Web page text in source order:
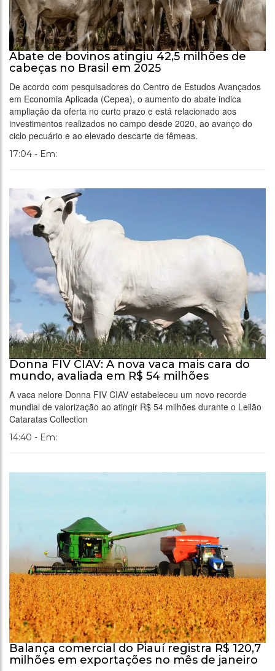
Abate de bovinos atingiu 42,5 milhões de
cabeças no Brasil em 2025
De acordo com pesquisadores do Centro de Estudos Avançados
em Economia Aplicada (Cepea), o aumento do abate indica
ampliação da oferta no curto prazo e está relacionado aos
investimentos realizados no campo desde 2020, ao avanço do
ciclo pecuário e ao elevado descarte de fêmeas.
17:04 - Em:
Donna FIV CIAV: A nova vaca mais cara do
mundo, avaliada em R$ 54 milhões
A vaca nelore Donna FIV CIAV estabeleceu um novo recorde
mundial de valorização ao atingir R$ 54 milhões durante o Leilão
Cataratas Collection
14:40 - Em:
Balança comercial do Piauí registra R$ 120,7
milhões em exportações no mês de janeiro